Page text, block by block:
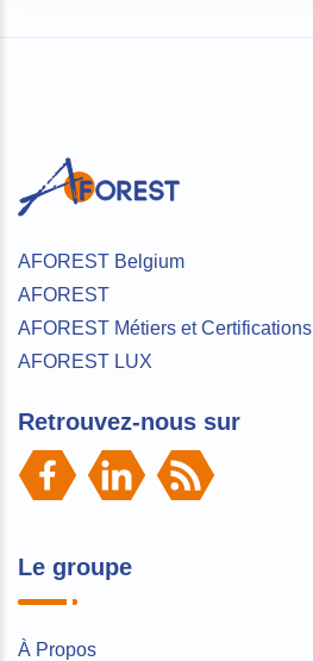
AFOREST Belgium
AFOREST
AFOREST Métiers et Certifications
AFOREST LUX
Retrouvez-nous sur
Le groupe
À Propos